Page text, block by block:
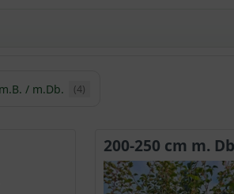
Ahorn
dort in Höhenlagen von 1000 bis
Mittelchina tätig war. Im
/ m.Db. (4)
200-250 cm m.